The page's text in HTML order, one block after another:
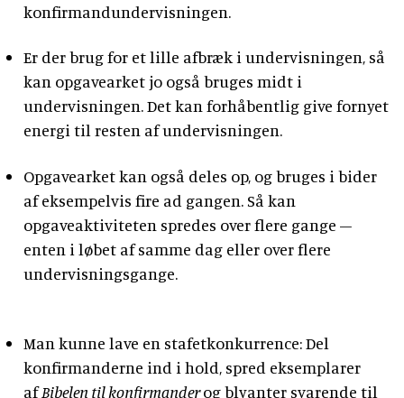
konfirmandundervisningen.
Er der brug for et lille afbræk i undervisningen, så
kan opgavearket jo også bruges midt i
undervisningen. Det kan forhåbentlig give fornyet
energi til resten af undervisningen.
Opgavearket kan også deles op, og bruges i bider
af eksempelvis fire ad gangen. Så kan
opgaveaktiviteten spredes over flere gange –
enten i løbet af samme dag eller over flere
undervisningsgange.
Man kunne lave en stafetkonkurrence: Del
konfirmanderne ind i hold, spred eksemplarer
afBibelen til konfirmanderog blyanter svarende til